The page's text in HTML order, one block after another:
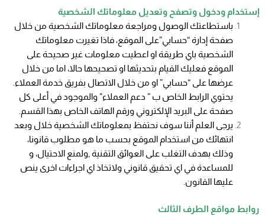
إستخدام ودخول وتصفح وتعديل معلوماتك الشخصية
باستطاعتك الوصول ومراجعة معلوماتك الشخصية من خلال
صفحة إدارة “حسابي”على الموقع، فاذا تغيرت معلوماتك
الشخصية باي طريقة او اعطيت معلومات غير صحيحة على
الموقع فعليك القيام بتحديثها او تصحيحها حالا، اما من خلال
عرضها على “حسابي” او من خلال الاتصال بفريق خدمة العملاء.
يحتوي الرابط الخاص ب ” دعم العملاء” والموجود في أعلى كل
صفحة على البريد الإلكتروني ورقم الهاتف الخاص بهذا القسم.
يرجى العلم أننا سوف نحتفظ بمعلوماتك الشخصية خلال وبعد
انتهائك من استخدام الموقع بحسب ما هو مطلوب قانونا،
وذلك بهدف التغلب على العوائق التقنية ,ولمنع الاحتيال، و
للمساعدة في اي تحقيق قانوني ولاتخاذ اي اجراءات اخرى ينص
عليها القانون.
روابط مواقع الطرف الثالث